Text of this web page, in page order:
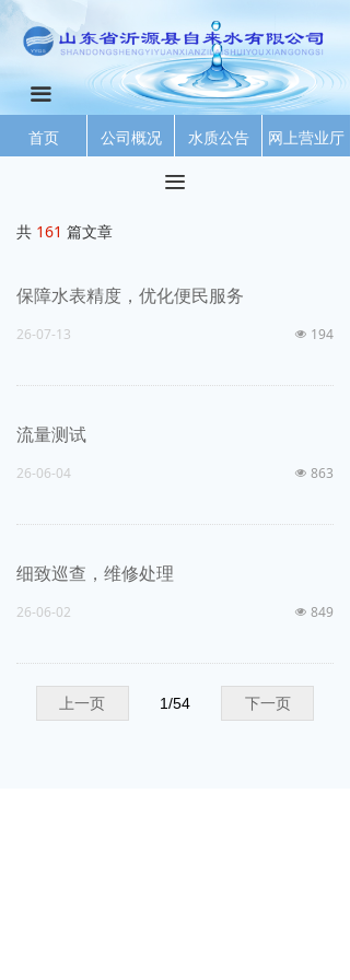
首页 公司概况 水质公告 网上营业厅
끀
共 161 篇文章
保障水表精度，优化便民服务
넶 194
26-07-13
流量测试
넶 863
26-06-04
细致巡查，维修处理
넶 849
26-06-02
上一页 下一页
1/54
끀